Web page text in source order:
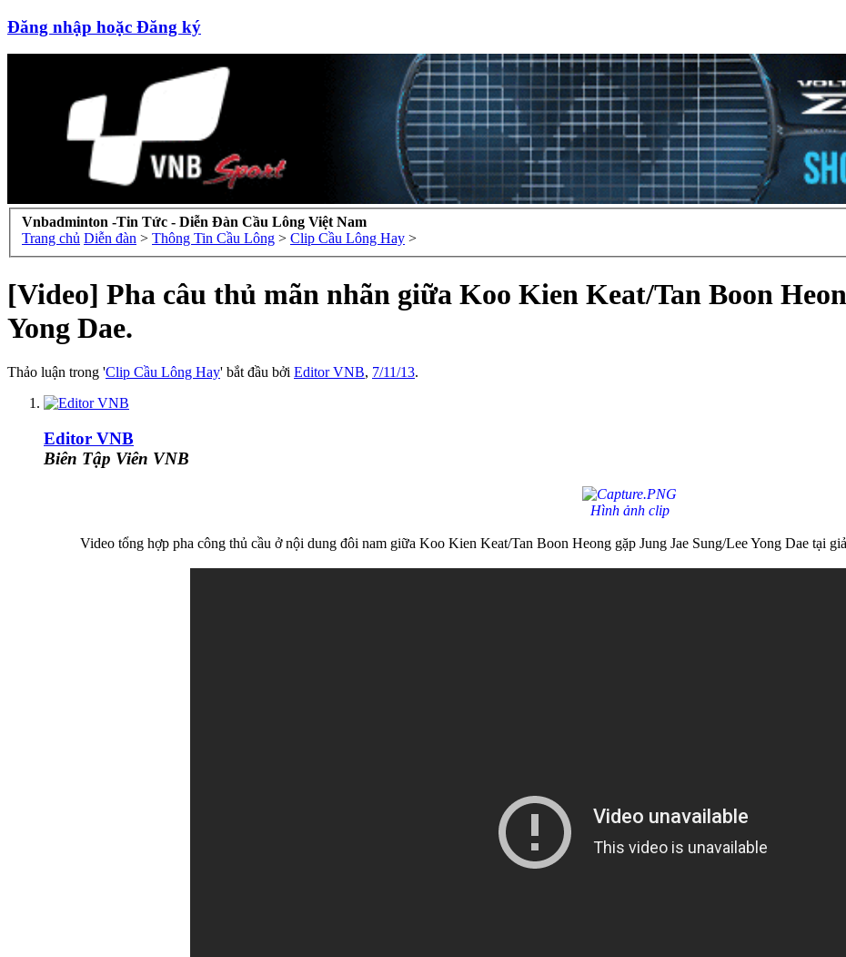
Đăng nhập hoặc Đăng ký
Vnbadminton -Tin Tức - Diễn Đàn Cầu Lông Việt Nam
Trang chủ Diễn đàn > Thông Tin Cầu Lông > Clip Cầu Lông Hay >
[Video] Pha câu thủ mãn nhãn giữa Koo Kien Keat/Tan Boon
Yong Dae.
Thảo luận trong 'Clip Cầu Lông Hay' bắt đầu bởi Editor VNB, 7/11/13.
Editor VNB
Biên Tập Viên VNB
Hình ảnh clip
Video tổng hợp pha công thủ cầu ở nội dung đôi nam giữa Koo Kien Keat/Tan Boon Heong gặp Jung Jae Sung/Lee Yong Dae tại